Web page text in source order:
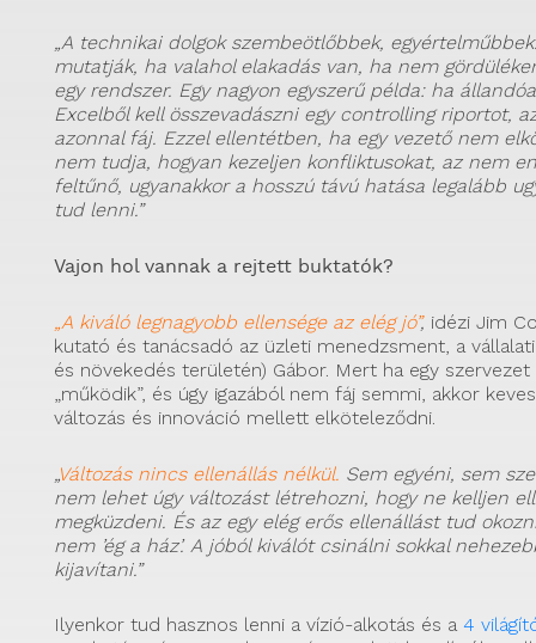
„A technikai dolgok szembeötlőbbek,
mutatják, ha valahol elakadás van, ha nem
egy rendszer. Egy nagyon egyszerű példa: ha
Excelből kell összevadászni egy controlling riportot,
azonnal fáj. Ezzel ellentétben, ha egy vezető nem
nem tudja, hogyan kezeljen konfliktusokat, az nem
feltűnő, ugyanakkor a hosszú távú hatása legalább
tud lenni.”
Vajon hol vannak a rejtett buktatók?
„A kiváló legnagyobb ellensége az elég jó”, idézi Jim
kutató és tanácsadó az üzleti menedzsment, a
és növekedés területén) Gábor. Mert ha egy szervezet
„működik”, és úgy igazából nem fáj semmi, akkor
változás és innováció mellett elköteleződni.
„Változás nincs ellenállás nélkül. Sem egyéni, sem
nem lehet úgy változást létrehozni, hogy ne kelljen
megküzdeni. És az egy elég erős ellenállást tud
nem ’ég a ház’. A jóból kiválót csinálni sokkal
kijavítani.”
Ilyenkor tud hasznos lenni a vízió-alkotás és a 4